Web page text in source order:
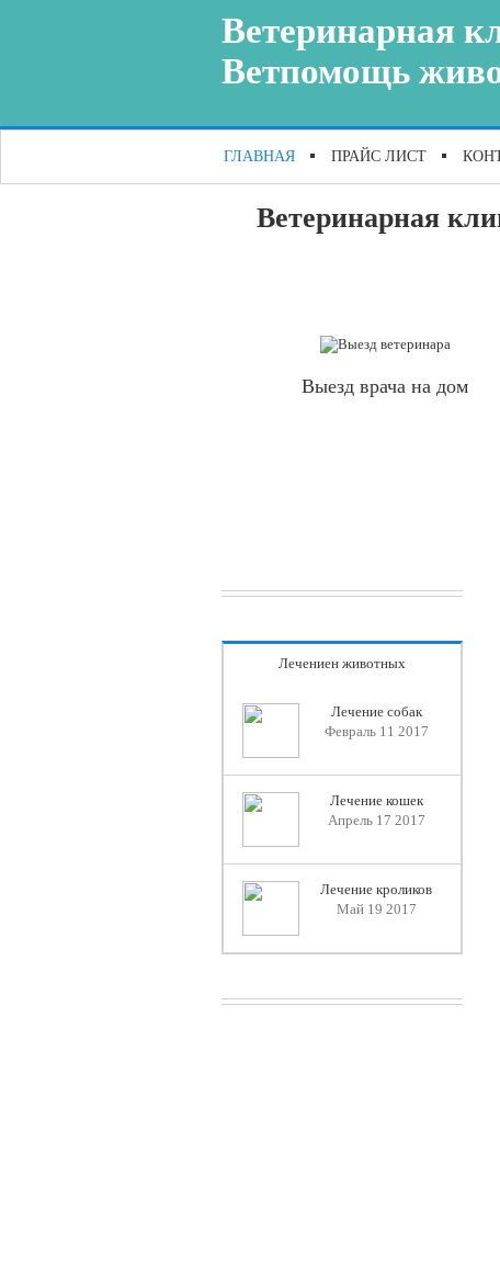
Ветеринарная
Ветпомощь
ГЛАВНАЯ ПРАЙС ЛИСТ
Ветеринарная
Выезд врача на дом
Лечениен животных
Лечение собак
Февраль 11 2017
Лечение кошек
Апрель 17 2017
Лечение кроликов
Май 19 2017